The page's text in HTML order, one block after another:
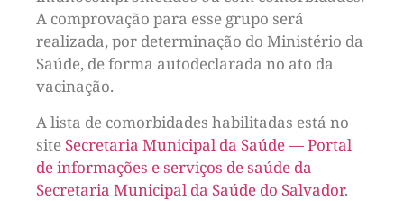
A comprovação para esse grupo será
realizada, por determinação do Ministério da
Saúde, de forma autodeclarada no ato da
vacinação.
A lista de comorbidades habilitadas está no
site Secretaria Municipal da Saúde — Portal
de informações e serviços de saúde da
Secretaria Municipal da Saúde do Salvador.